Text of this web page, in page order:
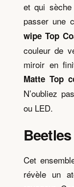
et qui
passer une
wipe Top
couleur de
miroir en
Matte Top
N’oubliez
ou LED.
Beetles
Cet
révèle un